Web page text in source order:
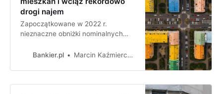
drogi najem
Zapoczątkowane w 2022 r.
nieznaczne obniżki nominalnych
mają być kontynuowane w
Wszystko za sprawą znacząco
obniżonego popytu i wciąż wysokiej
Bankier.pl Marcin Kaźmierczak